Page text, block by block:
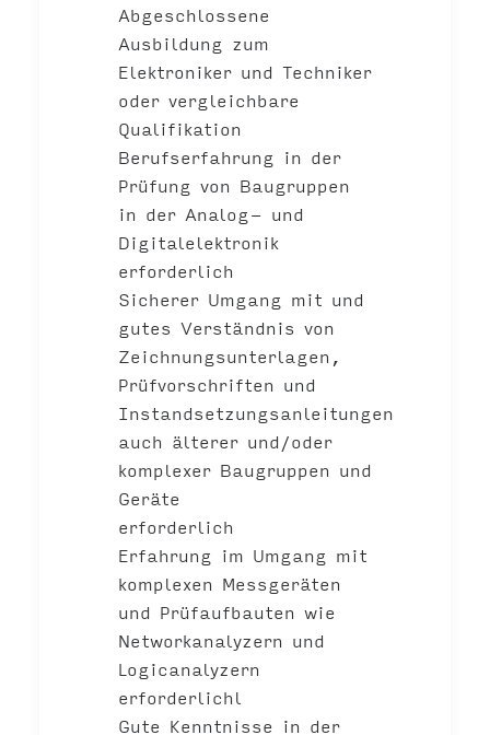
Abgeschlossene
Ausbildung zum
Elektroniker und Techniker
oder vergleichbare
Qualifikation
Berufserfahrung in der
Prüfung von Baugruppen
in der Analog- und
Digitalelektronik
erforderlich
Sicherer Umgang mit und
gutes Verständnis von
Zeichnungsunterlagen,
Prüfvorschriften und
Instandsetzungsanleitungen
auch älterer und/oder
komplexer Baugruppen und
Geräte
erforderlich
Erfahrung im Umgang mit
komplexen Messgeräten
und Prüfaufbauten wie
Networkanalyzern und
Logicanalyzern
erforderlichl
Gute Kenntnisse in der